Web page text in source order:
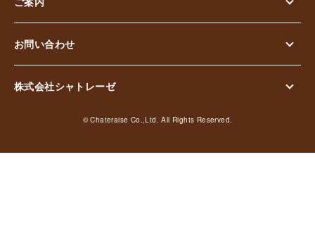
お問い合わせ
株式会社シャトレーゼ
© Chateraise Co.,Ltd. All Rights Reserved.